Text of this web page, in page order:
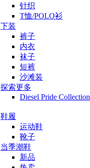
针织
T恤/POLO衫
下装
裤子
内衣
袜子
短裤
沙滩装
探索更多
Diesel Pride Collection
鞋履
运动鞋
靴子
当季潮鞋
新品